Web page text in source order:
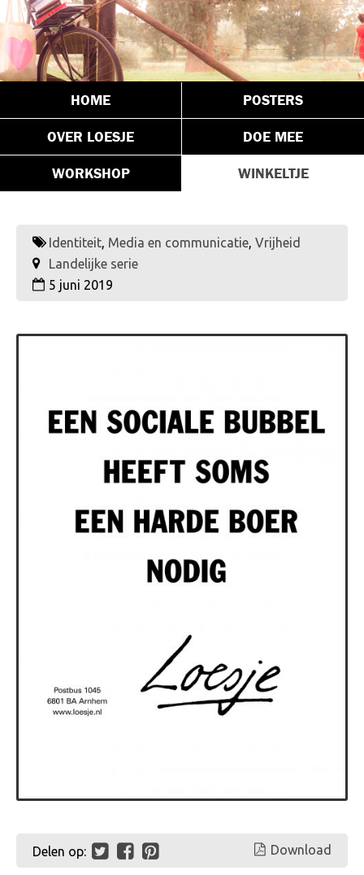
HOME POSTERS
OVER LOESJE DOE MEE
WORKSHOP WINKELTJE
Identiteit, Media en communicatie, Vrijheid
Landelijke serie
5 juni 2019
Delen op: Download